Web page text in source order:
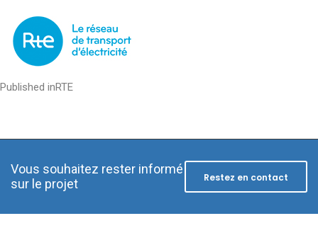
Post
Published inRTE
Vous souhaitez rester informé
sur le projet
Restez en contact